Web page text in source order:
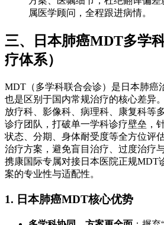
属医学顾问，全程跟进病情。
三、日本肺癌MDT多学
疗体系）
MDT（多学科联合会诊）是日本肺癌
也是区别于国内常规治疗的核心差异
放疗科、影像科、病理科、康复科等
诊疗团队，打破单一学科诊疗壁垒，
状态、分期、身体耐受度等全方位评
治疗方案，避免盲目治疗、过度治疗
携康国际专属对接日本医院正规MDT
案的专业性与适配性。
1. 日本肺癌MDT核心优势